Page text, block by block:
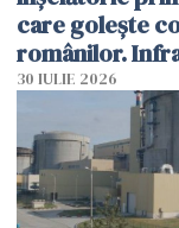
care golește
românilor.
folosesc
Ghișeul.ro și
Române
30 IULIE 2026